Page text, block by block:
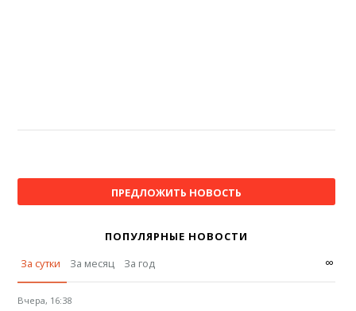
ПРЕДЛОЖИТЬ НОВОСТЬ
ПОПУЛЯРНЫЕ НОВОСТИ
За сутки
За месяц За год ∞
Вчера, 16:38